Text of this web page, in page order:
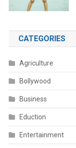
CATEGORIES
Agriculture
Bollywood
Business
Eduction
Entertainment